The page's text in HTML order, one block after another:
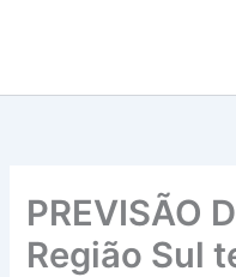
conteúdo
PREVISÃO
Região Sul